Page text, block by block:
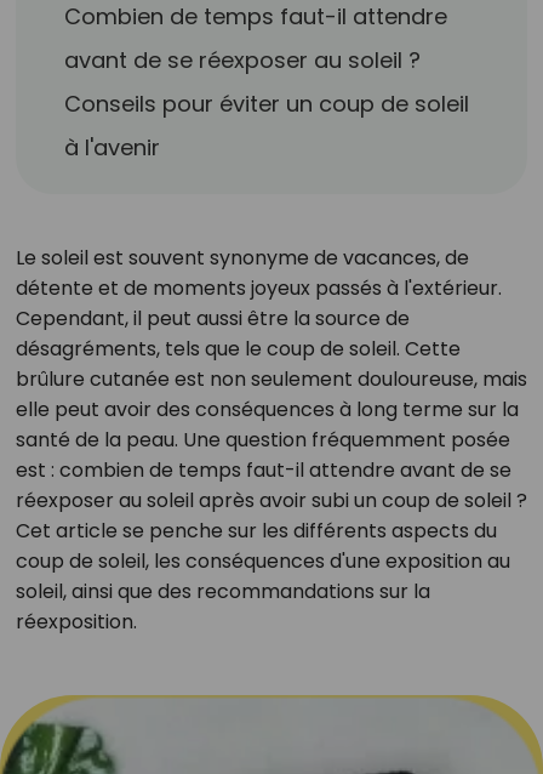
Combien de temps faut-il attendre
avant de se réexposer au soleil ?
Conseils pour éviter un coup de soleil
à l'avenir
Le soleil est souvent synonyme de vacances, de
détente et de moments joyeux passés à l'extérieur.
Cependant, il peut aussi être la source de
désagréments, tels que le coup de soleil. Cette
brûlure cutanée est non seulement douloureuse, mais
elle peut avoir des conséquences à long terme sur la
santé de la peau. Une question fréquemment posée
est : combien de temps faut-il attendre avant de se
réexposer au soleil après avoir subi un coup de soleil ?
Cet article se penche sur les différents aspects du
coup de soleil, les conséquences d'une exposition au
soleil, ainsi que des recommandations sur la
réexposition.